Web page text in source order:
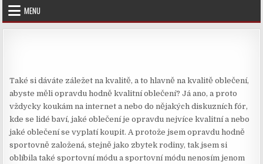
Skip
content
MENU
Také si dáváte záležet na kvalitě, a to hlavně na kvalitě oblečení,
abyste měli opravdu hodně kvalitní oblečení? Já ano, a proto
vždycky koukám na internet a nebo do nějakých diskuzních fór,
kde se lidé baví, jaké oblečení je opravdu nejvíce kvalitní a nebo
jaké oblečení se vyplatí koupit. A protože jsem opravdu hodně
sportovně založená, stejně jako zbytek rodiny, tak jsem si
oblíbila také sportovní módu a sportovní módu nenosím jenom